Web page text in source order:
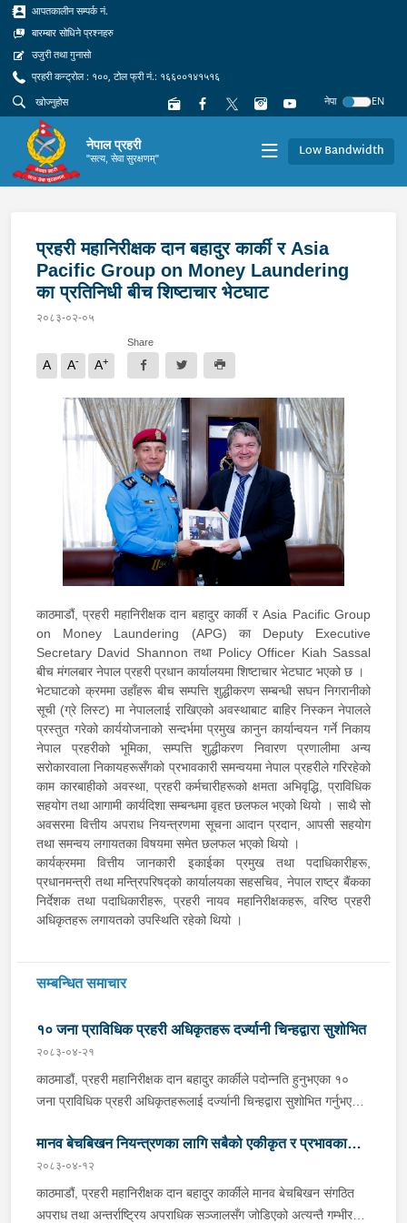
आपतकालीन सम्पर्क नं.
बारम्बार सोधिने प्रश्नहरु
उजुरी तथा गुनासो
प्रहरी कन्ट्रोल : १००, टोल फ्री नं.: १६६००१४१५१६
नेपा
EN
नेपाल प्रहरी
"सत्य, सेवा सुरक्षणम्" Low Bandwidth
प्रहरी महानिरीक्षक दान बहादुर कार्की र Asia
Pacific Group on Money Laundering
का प्रतिनिधी बीच शिष्टाचार भेटघाट
२०८३-०२-०५
A A- A+
Share
काठमाडौं, प्रहरी महानिरीक्षक दान बहादुर कार्की र Asia Pacific Group
on Money Laundering (APG) का Deputy Executive
Secretary David Shannon तथा Policy Officer Kiah Sassal
बीच मंगलबार नेपाल प्रहरी प्रधान कार्यालयमा शिष्टाचार भेटघाट भएको छ ।
भेटघाटको क्रममा उहाँहरू बीच सम्पत्ति शुद्धीकरण सम्बन्धी सघन निगरानीको
सूची (ग्रे लिस्ट) मा नेपाललाई राखिएको अवस्थाबाट बाहिर निस्कन नेपालले
प्रस्तुत गरेको कार्ययोजनाको सन्दर्भमा प्रमुख कानुन कार्यान्वयन गर्ने निकाय
नेपाल प्रहरीको भूमिका, सम्पत्ति शुद्धीकरण निवारण प्रणालीमा अन्य
सरोकारवाला निकायहरूसँगको प्रभावकारी समन्वयमा नेपाल प्रहरीले गरिरहेको
काम कारबाहीको अवस्था, प्रहरी कर्मचारीहरूको क्षमता अभिवृद्धि, प्राविधिक
सहयोग तथा आगामी कार्यदिशा सम्बन्धमा वृहत छलफल भएको थियो । साथै सो
अवसरमा वित्तीय अपराध नियन्त्रणमा सूचना आदान प्रदान, आपसी सहयोग
तथा समन्वय लगायतका विषयमा समेत छलफल भएको थियो ।
कार्यक्रममा वित्तीय जानकारी इकाईका प्रमुख तथा पदाधिकारीहरू,
प्रधानमन्त्री तथा मन्त्रिपरिषद्को कार्यालयका सहसचिव, नेपाल राष्ट्र बैंकका
निर्देशक तथा पदाधिकारीहरू, प्रहरी नायव महानिरीक्षकहरू, वरिष्ठ प्रहरी
अधिकृतहरू लगायतको उपस्थिति रहेको थियो ।
सम्बन्धित समाचार
१० जना प्राविधिक प्रहरी अधिकृतहरू दर्ज्यानी चिन्हद्वारा सुशोभित
२०८३-०४-२१
काठमाडौं, प्रहरी महानिरीक्षक दान बहादुर कार्कीले पदोन्नति हुनुभएका १०
जना प्राविधिक प्रहरी अधिकृतहरूलाई दर्ज्यानी चिन्हद्वारा सुशोभित गर्नुभएको
महानिरीक्षक कार्कीले उहाँहरूलाई दर्ज्यानी चिन्हद्वारा सुशोभन गर्नुभएको हो ।
नेपाल सरकार गृहमन्त्रीस्तरको २०८३ साउन १८ गतेको निर्णयअनुसार
प्राविधिक प्रहरी उपरीक्षकबाट प्राविधिक प्रहरी वरिष्ठ उपरीक्षक पदमा १
जना र नेपाल सरकार गृह मन्त्रालय (सचिवस्तर) को २०८३ साउन १८ गतेको
मानव बेचबिखन नियन्त्रणका लागि सबैको एकीकृत र प्रभावकारी
प्रयास अपरिहार्य - प्रहरी महानिरीक्षक दान बहादुर कार्की
२०८३-०४-१२
काठमाडौं, प्रहरी महानिरीक्षक दान बहादुर कार्कीले मानव बेचबिखन संगठित
अपराध तथा अन्तर्राष्ट्रिय अपराधिक सञ्जालसँग जोडिएको अत्यन्तै गम्भीर